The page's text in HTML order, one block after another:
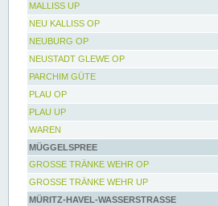
MALLISS UP
NEU KALLISS OP
NEUBURG OP
NEUSTADT GLEWE OP
PARCHIM GÜTE
PLAU OP
PLAU UP
WAREN
MÜGGELSPREE
GROSSE TRÄNKE WEHR OP
GROSSE TRÄNKE WEHR UP
MÜRITZ-HAVEL-WASSERSTRASSE